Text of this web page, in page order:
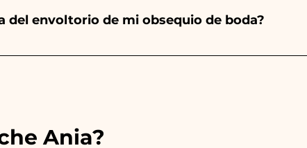
del envoltorio de mi obsequio de boda?
de las cintas con los colores del detalle de boda
Ania?